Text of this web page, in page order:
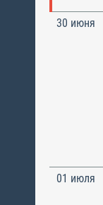
30 июня
01 июля